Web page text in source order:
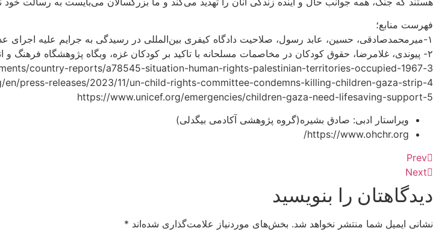
فهرست منابع؛
۱-میرمحمدصادقی، حسین، عابد رسول، صلاحیت دادگاه کیفری بین‌المللی در رسیدگی به جرایم علیه اجرای عدالت کیفری با مطالعه موردی پرونده توماس لوبانگو، دیدگاه‌های حقوق قضایی، (۱۳۹۱).
۲- پیوندی، غلامرضا، حقوق کودکان در مخاصمات مسلحانه با تاکید بر کودکان غزه، وبگاه پژوهشگاه فرهنگ و اندیشه اسلامی، آبان (۱۴۰۲).
3-https://www.ohchr.org/en/documents/country-reports/a78545-situation-human-rights-palestinian-territories-occupied-1967
4-https://www.ohchr.org/en/press-releases/2023/11/un-child-rights-committee-condemns-killing-children-gaza-strip
5-https://www.unicef.org/emergencies/children-gaza-need-lifesaving-support
ویراستار ادبی: صادق بشیره(گروه پژوهشی آکادمی بیگدلی)
https://www.ohchr.org/
Prev
Next
دیدگاهتان را بنویسید
نشانی ایمیل شما منتشر نخواهد شد. بخش‌های موردنیاز علامت‌گذاری شده‌اند *